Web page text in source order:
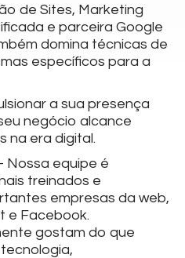
de Sites, Marketing
e parceira Google
domina técnicas de
específicos para a
a sua presença
negócio alcance
na era digital.
- Nossa equipe é
treinados e
empresas da web,
e Facebook.
gostam do que